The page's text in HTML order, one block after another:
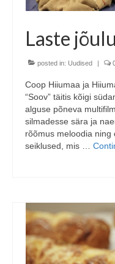
Laste
posted in: Uudised |
Coop Hiiumaa ja
“Soov” täitis kõigi
alguse põneva
silmadesse sära ja
rõõmus meloodia ning
seiklused, mis …